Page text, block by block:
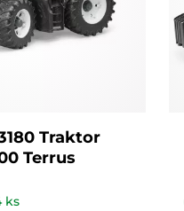
Traktor
Terrus
ks